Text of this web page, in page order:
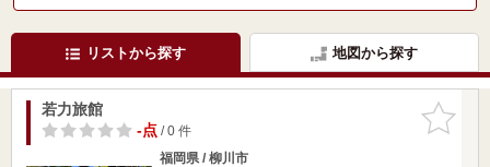
リストから探す 地図から探す
お気に入
りに追加
若力旅館
-点/ 0 件
福岡県 / 柳川市